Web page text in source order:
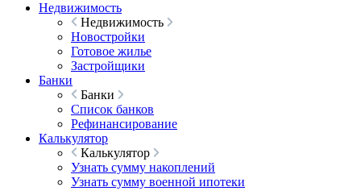
Недвижимость
Недвижимость
Новостройки
Готовое жилье
Застройщики
Банки
Банки
Список банков
Рефинансирование
Калькулятор
Калькулятор
Узнать сумму накоплений
Узнать сумму военной ипотеки